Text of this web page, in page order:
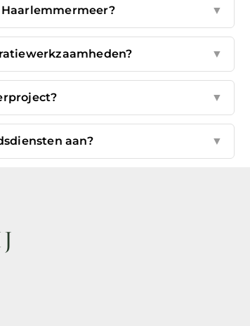
▼
▼
▼
aan? ▼